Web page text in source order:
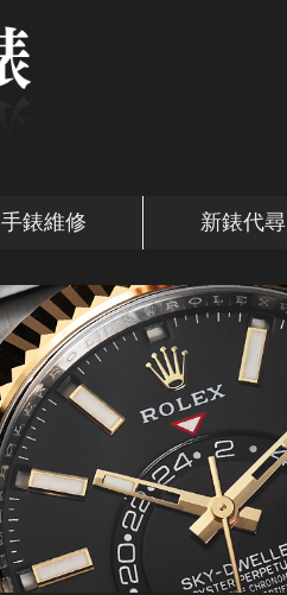
手錶維修 新錶代尋